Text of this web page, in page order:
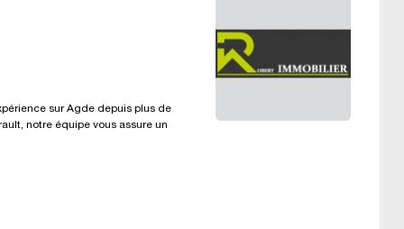
sur Agde depuis plus de
notre équipe vous assure un